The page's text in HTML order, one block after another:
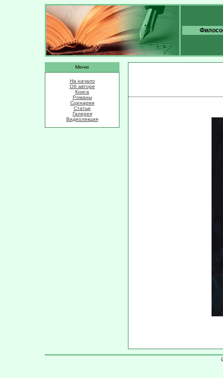
Меню
На начало
Об авторе
Книга
Романы
Сценарии
Статьи
Галерея
Видеолекция